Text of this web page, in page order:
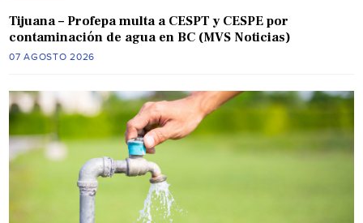
Tijuana – Profepa multa a CESPT y CESPE por
contaminación de agua en BC (MVS Noticias)
07 AGOSTO 2026